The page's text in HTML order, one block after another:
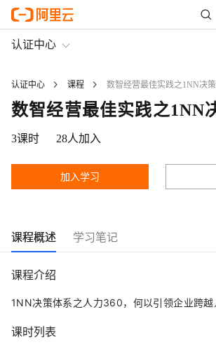
认证中心
认证中心 课程 数智经营最佳实践之1NN决
数智经营最佳实践之1NN
3课时 28人加入
加入学习
课程概述 学习笔记
课程介绍
1NN决策体系之人力360，何以引领企业跨越
课时列表